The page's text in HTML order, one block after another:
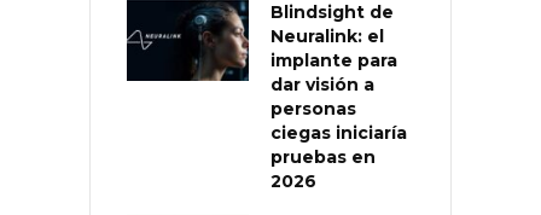
Blindsight de
Neuralink: el
implante para
dar visión a
personas
ciegas iniciaría
pruebas en
2026